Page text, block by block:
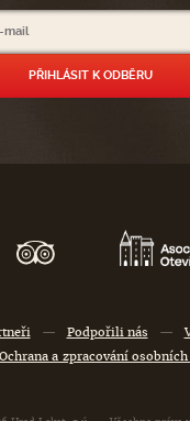
— Podpořili nás —
Ochrana a zpracování